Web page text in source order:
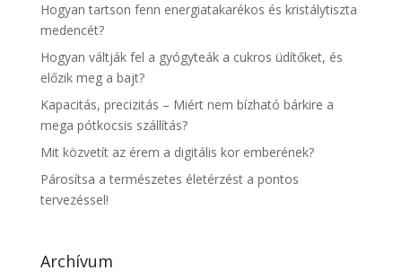
Hogyan tartson fenn energiatakarékos és kristálytiszta
medencét?
Hogyan váltják fel a gyógyteák a cukros üdítőket, és
előzik meg a bajt?
Kapacitás, precizitás – Miért nem bízható bárkire a
mega pótkocsis szállítás?
Mit közvetít az érem a digitális kor emberének?
Párosítsa a természetes életérzést a pontos
tervezéssel!
Archívum